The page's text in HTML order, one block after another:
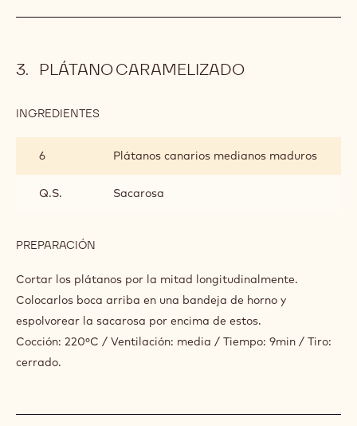
PLÁTANO CARAMELIZADO
INGREDIENTES
6
Plátanos canarios medianos maduros
Q.S. Sacarosa
PREPARACIÓN
CARAMELIZADO
Cortar los plátanos por la mitad longitudinalmente.
Colocarlos boca arriba en una bandeja de horno y
espolvorear la sacarosa por encima de estos.
Cocción: 220ºC / Ventilación: media / Tiempo: 9min / Tiro:
cerrado.